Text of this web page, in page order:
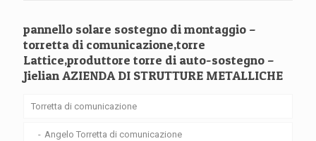
pannello solare sostegno di montaggio –
torretta di comunicazione,torre
Lattice,produttore torre di auto-sostegno –
Jielian AZIENDA DI STRUTTURE METALLICHE
Torretta di comunicazione
Angelo Torretta di comunicazione